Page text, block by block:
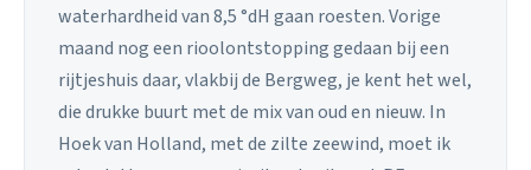
waterhardheid van 8,5 °dH gaan roesten. Vorige
maand nog een rioolontstopping gedaan bij een
rijtjeshuis daar, vlakbij de Bergweg, je kent het wel,
die drukke buurt met de mix van oud en nieuw. In
Hoek van Holland, met de zilte zeewind, moet ik